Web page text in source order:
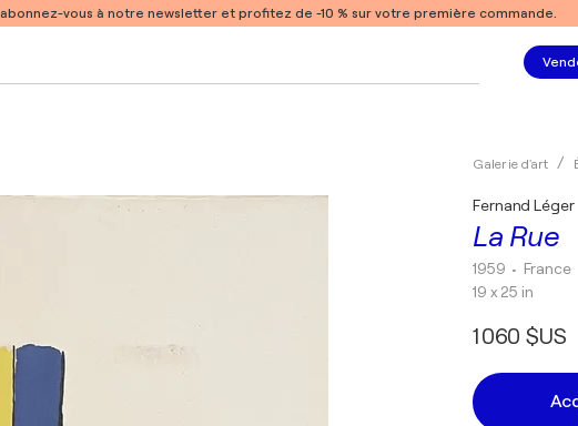
abonnez-vous à notre newsletter et profitez de -10 % sur votre première commande.
Galerie d'art
La Rue
Fernand Léger
1959 • France
19 x 25 in
1 060 $US